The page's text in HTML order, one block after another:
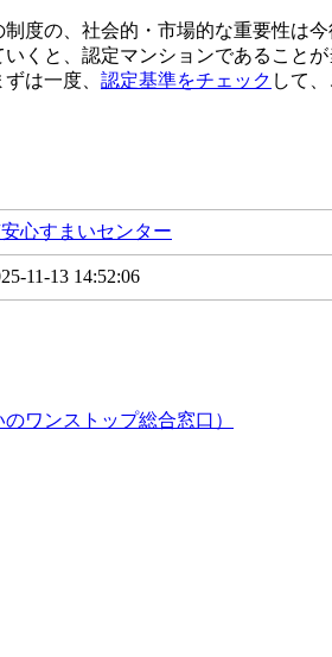
度の、社会的・市場的な重要性は
くと、認定マンションであること
は一度、 認定基準をチェック して
心すまいセンター
11-13 14:52:06